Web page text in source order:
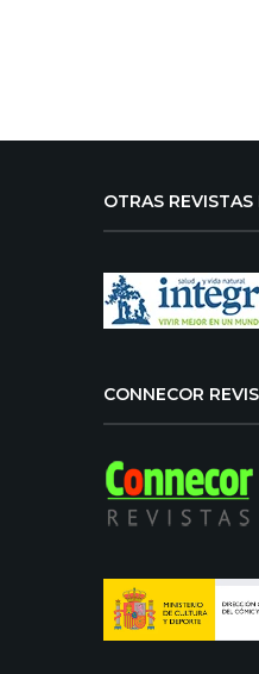
OTRAS
CONNECOR